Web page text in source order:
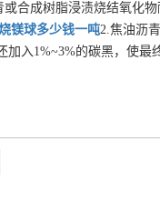
合成树脂浸渍烧结氧化
镁球多少钱一吨2.焦油沥
加入1%~3%的碳黑，使最